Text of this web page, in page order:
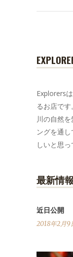
Explorers
るお店で
川の自然
ングを通
しいと思っ
最新情報
近日公開
2018年2月9